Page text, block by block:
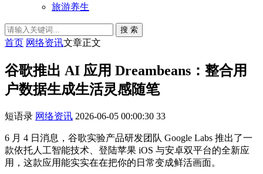
旅游养生
搜 索
首页 网络资讯文章正文
谷歌推出 AI 应用 Dreambeans：整合用
户数据生成生活灵感随笔
短语录 网络资讯 2026-06-05 00:00:30 33
6 月 4 日消息，谷歌实验产品研发团队 Google Labs 推出了一
款依托人工智能技术、登陆苹果 iOS 与安卓双平台的全新应
用，这款应用能实实在在把你的日常变成鲜活画面。